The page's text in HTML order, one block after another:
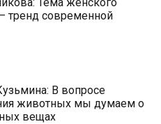
тренд современной
В вопросе
животных мы думаем о
вещах